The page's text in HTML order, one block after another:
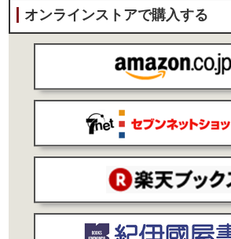
オンラインストアで購入する